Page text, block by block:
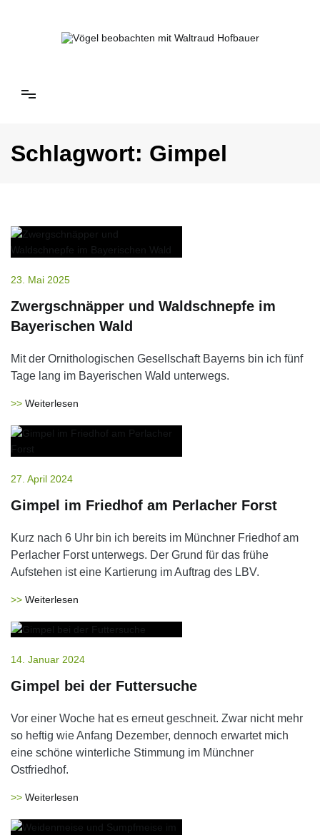
Schlagwort: Gimpel
23. Mai 2025
Zwergschnäpper und Waldschnepfe im
Bayerischen Wald
Mit der Ornithologischen Gesellschaft Bayerns bin ich fünf
Tage lang im Bayerischen Wald unterwegs.
Weiterlesen
27. April 2024
Gimpel im Friedhof am Perlacher Forst
Kurz nach 6 Uhr bin ich bereits im Münchner Friedhof am
Perlacher Forst unterwegs. Der Grund für das frühe
Aufstehen ist eine Kartierung im Auftrag des LBV.
Weiterlesen
14. Januar 2024
Gimpel bei der Futtersuche
Vor einer Woche hat es erneut geschneit. Zwar nicht mehr
so heftig wie Anfang Dezember, dennoch erwartet mich
eine schöne winterliche Stimmung im Münchner
Ostfriedhof.
Weiterlesen